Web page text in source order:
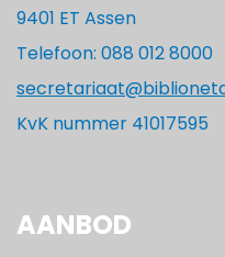
9401 ET Assen
Telefoon: 088 012 8000
KvK nummer 41017595
AANBOD